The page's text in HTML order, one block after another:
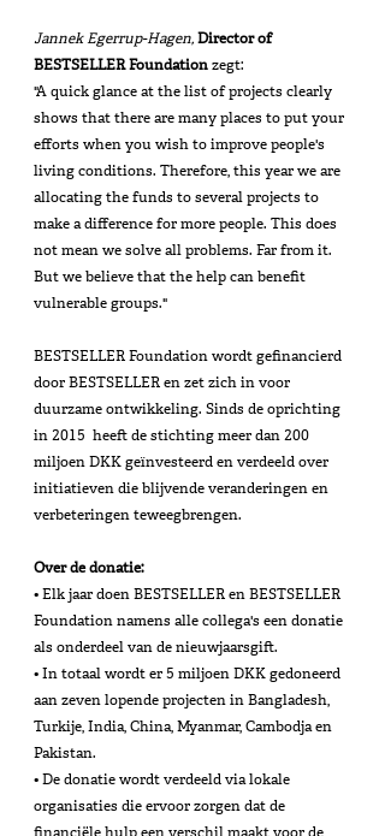
Jannek Egerrup-Hagen, Director of
BESTSELLER Foundation zegt:
"A quick glance at the list of projects clearly
shows that there are many places to put your
efforts when you wish to improve people's
living conditions. Therefore, this year we are
allocating the funds to several projects to
make a difference for more people. This does
not mean we solve all problems. Far from it.
But we believe that the help can benefit
vulnerable groups."
BESTSELLER Foundation wordt gefinancierd
door BESTSELLER en zet zich in voor
duurzame ontwikkeling. Sinds de oprichting
in 2015  heeft de stichting meer dan 200
miljoen DKK geïnvesteerd en verdeeld over
initiatieven die blijvende veranderingen en
verbeteringen teweegbrengen.
Over de donatie:
• Elk jaar doen BESTSELLER en BESTSELLER
Foundation namens alle collega's een donatie
als onderdeel van de nieuwjaarsgift.
• In totaal wordt er 5 miljoen DKK gedoneerd
aan zeven lopende projecten in Bangladesh,
Turkije, India, China, Myanmar, Cambodja en
Pakistan.
• De donatie wordt verdeeld via lokale
organisaties die ervoor zorgen dat de
financiële hulp een verschil maakt voor de